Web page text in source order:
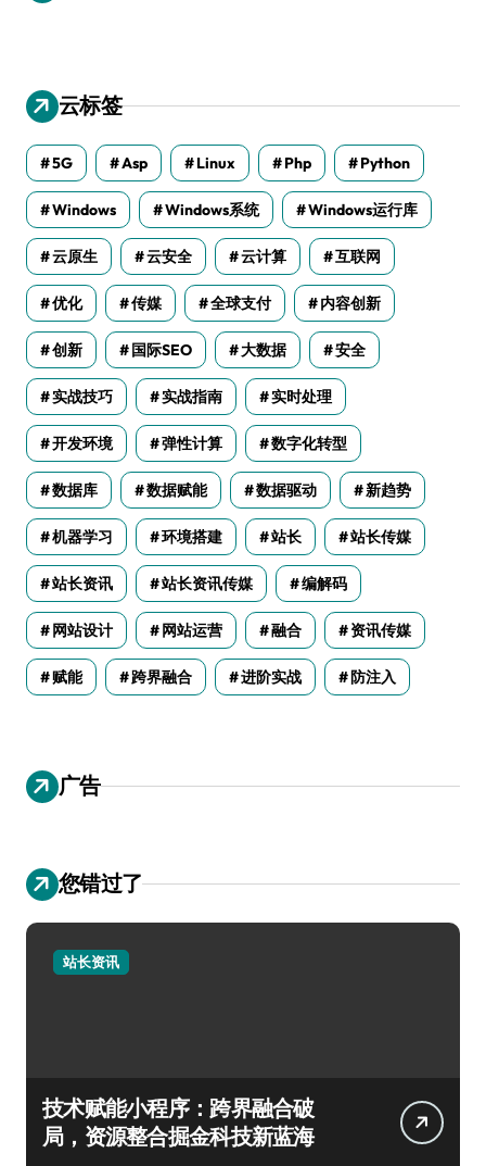
云标签
5G Asp Linux Php Python
Windows Windows系统 Windows运行库
云原生 云安全 云计算 互联网
优化 传媒 全球支付 内容创新
创新 国际SEO 大数据 安全
实战技巧 实战指南 实时处理
开发环境 弹性计算 数字化转型
数据库 数据赋能 数据驱动 新趋势
机器学习 环境搭建 站长 站长传媒
站长资讯 站长资讯传媒 编解码
网站设计 网站运营 融合 资讯传媒
赋能 跨界融合 进阶实战 防注入
广告
您错过了
站长资讯
技术赋能小程序：跨界融合破
局，资源整合掘金科技新蓝海